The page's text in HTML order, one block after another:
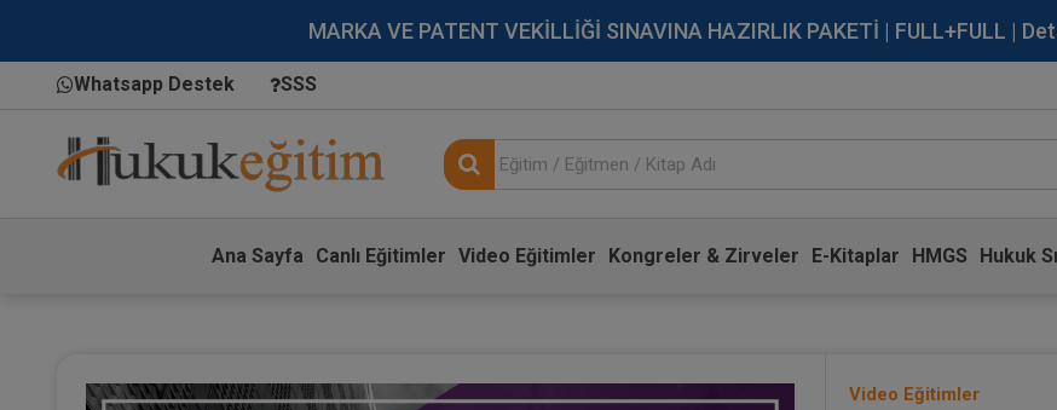
MARKA VE PATENT VEKİLLİĞİ SINAVINA HAZIRLIK PAKETİ | FULL+FULL |
Whatsapp Destek SSS
Ana Sayfa Canlı Eğitimler Video Eğitimler Kongreler & Zirveler E-Kitaplar HMGS Hukuk
Video Eğitimler